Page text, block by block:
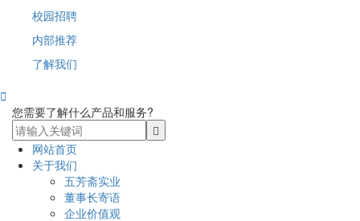
校园招聘
内部推荐
了解我们

您需要了解什么产品和服务?
网站首页
关于我们
五芳斋实业
董事长寄语
企业价值观